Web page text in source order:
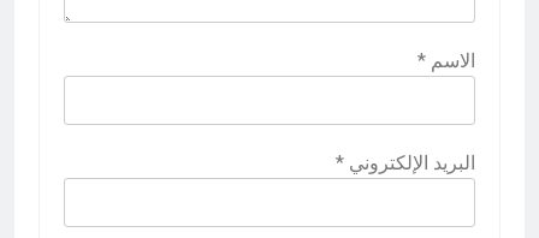
الاسم *
البريد الإلكتروني *